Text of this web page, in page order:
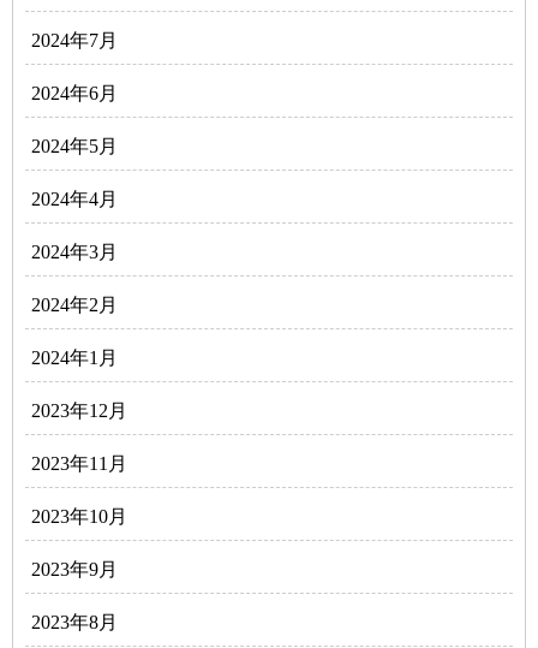
2024年7月
2024年6月
2024年5月
2024年4月
2024年3月
2024年2月
2024年1月
2023年12月
2023年11月
2023年10月
2023年9月
2023年8月